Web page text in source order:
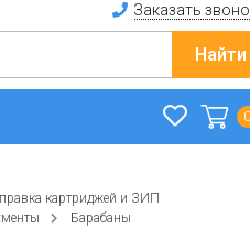
Заказать
Найти
картриджей и ЗИП
Барабаны